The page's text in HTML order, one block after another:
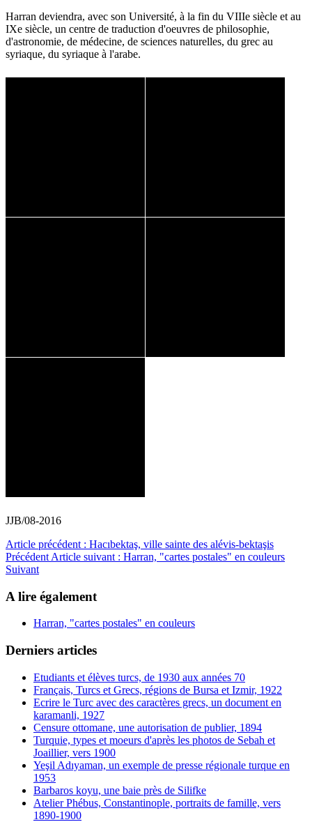
Harran deviendra, avec son Université, à la fin du VIIIe siècle et au
IXe siècle, un centre de traduction d'oeuvres de philosophie,
d'astronomie, de médecine, de sciences naturelles, du grec au
syriaque, du syriaque à l'arabe.
JJB/08-2016
Article précédent : Hacıbektaş, ville sainte des alévis-bektaşis
Précédent Article suivant : Harran, "cartes postales" en couleurs
Suivant
A lire également
Harran, "cartes postales" en couleurs
Derniers articles
Etudiants et élèves turcs, de 1930 aux années 70
Français, Turcs et Grecs, régions de Bursa et Izmir, 1922
Ecrire le Turc avec des caractères grecs, un document en
karamanli, 1927
Censure ottomane, une autorisation de publier, 1894
Turquie, types et moeurs d'après les photos de Sebah et
Joaillier, vers 1900
Yeşil Adıyaman, un exemple de presse régionale turque en
1953
Barbaros koyu, une baie près de Silifke
Atelier Phébus, Constantinople, portraits de famille, vers
1890-1900